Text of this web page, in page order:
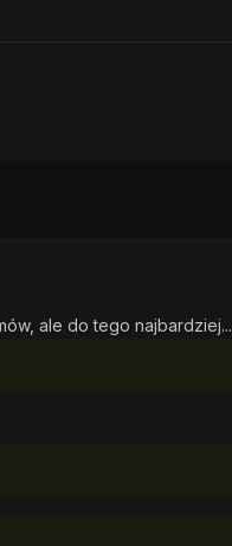
ale do tego najbardziej...